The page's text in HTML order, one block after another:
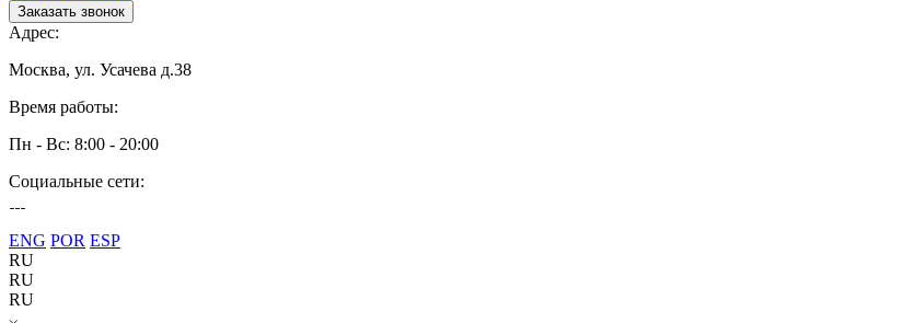
Заказать звонок
Адрес:
Москва, ул. Усачева д.38
Время работы:
Пн - Вс: 8:00 - 20:00
Социальные сети:
ENG POR ESP
RU
RU
RU